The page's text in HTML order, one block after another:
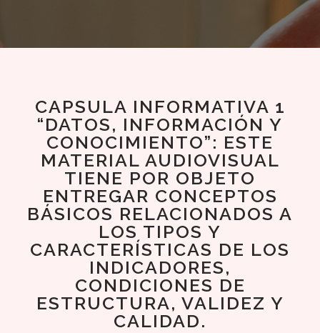
CAPSULA INFORMATIVA 1
“DATOS, INFORMACIÓN Y
CONOCIMIENTO”: ESTE
MATERIAL AUDIOVISUAL
TIENE POR OBJETO
ENTREGAR CONCEPTOS
BÁSICOS RELACIONADOS A
LOS TIPOS Y
CARACTERÍSTICAS DE LOS
INDICADORES,
CONDICIONES DE
ESTRUCTURA, VALIDEZ Y
CALIDAD.